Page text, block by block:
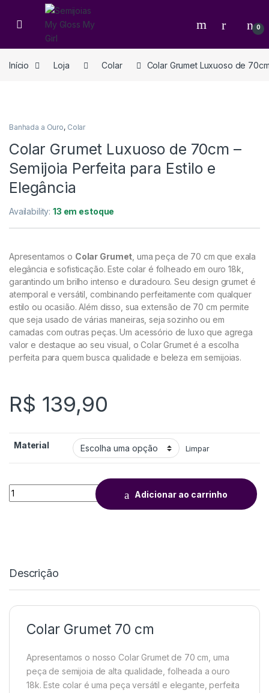
0
Início Loja Colar Colar Grumet Luxuoso de
Banhada a Ouro, Colar
Colar Grumet Luxuoso de 70cm –
Semijoia Perfeita para Estilo e
Elegância
Availability:13 em estoque
Apresentamos o Colar Grumet , uma peça de 70 cm que exala
elegância e sofisticação. Este colar é folheado em ouro 18k,
garantindo um brilho intenso e duradouro. Seu design grumet é
atemporal e versátil, combinando perfeitamente com qualquer
estilo ou ocasião. Além disso, sua extensão de 70 cm permite
que seja usado de várias maneiras, seja sozinho ou em
camadas com outras peças. Um acessório de luxo que agrega
valor e destaque ao seu visual, o Colar Grumet é a escolha
perfeita para quem busca qualidade e beleza em semijoias.
R$ 139,90
Material Limpar
Adicionar ao carrinho
Descrição
Colar Grumet 70 cm
Apresentamos o nosso Colar Grumet de 70 cm, uma
peça de semijoia de alta qualidade, folheada a ouro
18k. Este colar é uma peça versátil e elegante, perfeita